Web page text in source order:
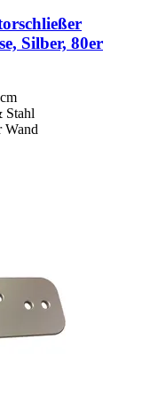
Silber, 80er
Stahl
Wand